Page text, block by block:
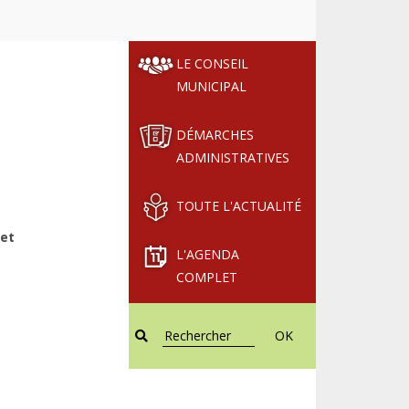
LE CONSEIL
MUNICIPAL
DÉMARCHES
ADMINISTRATIVES
TOUTE L'ACTUALITÉ
L'AGENDA
COMPLET
OK